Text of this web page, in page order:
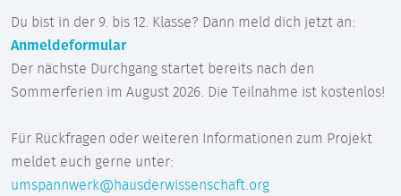
Du bist in der 9. bis 12. Klasse? Dann meld dich jetzt an:
Anmeldeformular
Der nächste Durchgang startet bereits nach den
Sommerferien im August 2026. Die Teilnahme ist kostenlos!
Für Rückfragen oder weiteren Informationen zum Projekt
meldet euch gerne unter:
umspannwerk@hausderwissenschaft.org